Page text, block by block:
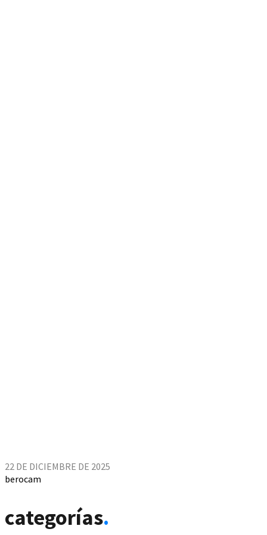
22 DE DICIEMBRE DE 2025
berocam
categorías.